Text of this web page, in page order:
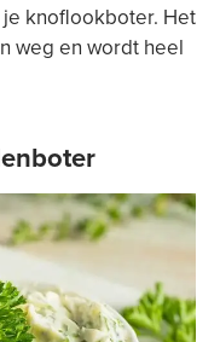
knoflookboter. Het
weg en wordt heel